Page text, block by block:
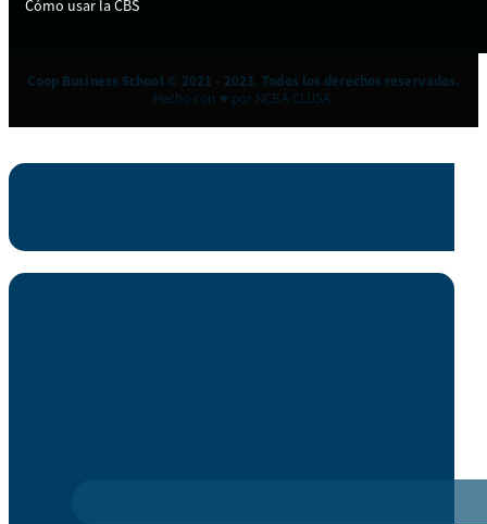
Cómo usar la CBS
Coop Business School © 2021 - 2023. Todos los derechos reservados.
Hecho con ♥ por NCBA CLUSA.